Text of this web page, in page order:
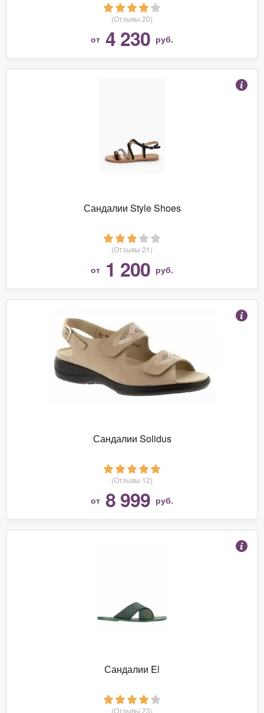
(Отзывы 20)
от 4 230 руб.
Сандалии Style Shoes
(Отзывы 21)
от 1 200 руб.
Сандалии Solidus
(Отзывы 12)
от 8 999 руб.
Сандалии El
(Отзывы 23)